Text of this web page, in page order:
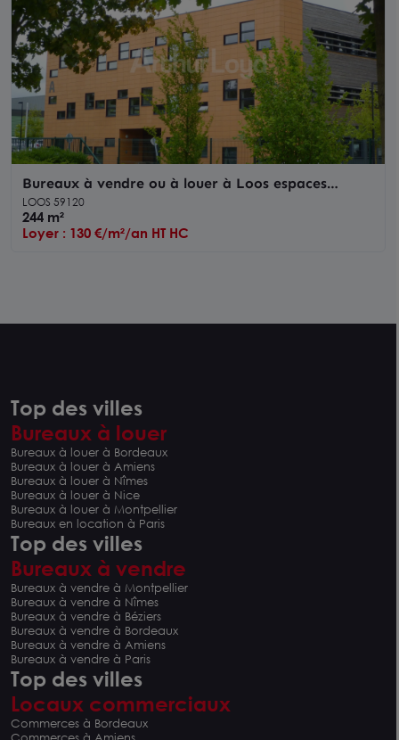
Bureaux à vendre ou à louer à Loos espaces
climatisés et parking extérieur
LOOS 59120
244 m²
Loyer : 130 €/m²/an HT HC
Top des villes
Bureaux à louer
Bureaux à louer à Bordeaux
Bureaux à louer à Amiens
Bureaux à louer à Nîmes
Bureaux à louer à Nice
Bureaux à louer à Montpellier
Bureaux en location à Paris
Top des villes
Bureaux à vendre
Bureaux à vendre à Montpellier
Bureaux à vendre à Nîmes
Bureaux à vendre à Béziers
Bureaux à vendre à Bordeaux
Bureaux à vendre à Amiens
Bureaux à vendre à Paris
Top des villes
Locaux commerciaux
Commerces à Bordeaux